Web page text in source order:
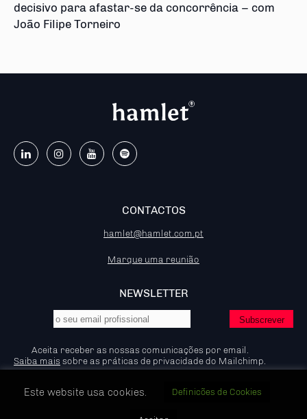
decisivo para afastar-se da concorrência – com
João Filipe Torneiro
CONTACTOS
hamlet@hamlet.com.pt
Marque uma reunião
NEWSLETTER
Aceita receber as nossas comunicações por email.
Saiba mais sobre as práticas de privacidade do Mailchimp.
Este website usa cookies. Definicões de Cookies